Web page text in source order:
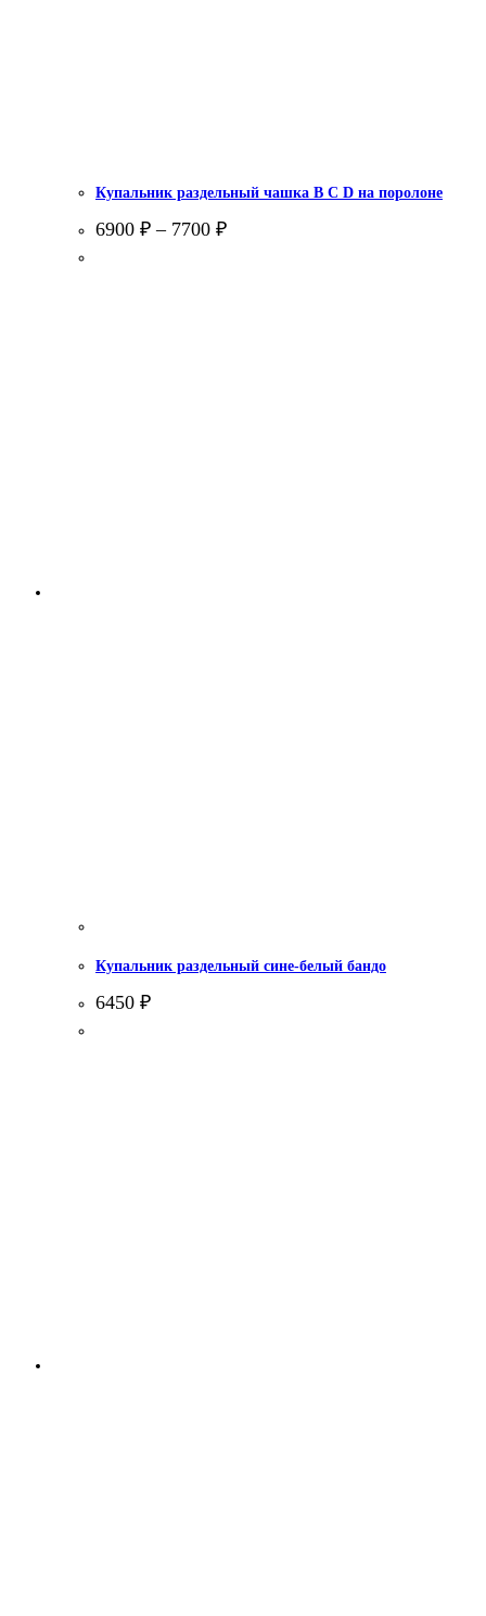
Купальник раздельный чашка В С D на поролоне
6900 ₽ – 7700 ₽
Купальник раздельный сине-белый бандо
6450 ₽